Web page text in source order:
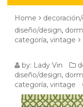
Home
diseño/design,
categoría, vintage
ROJO
O
VERDE
by: Lady Vin
diseño/design,
categoría, vintage